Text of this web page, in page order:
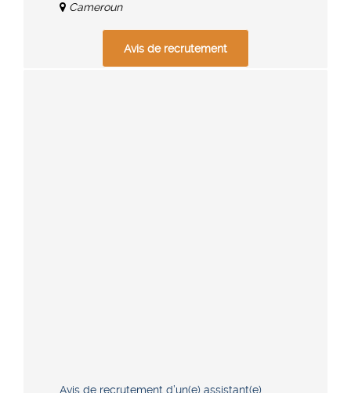
Cameroun
Avis de recrutement
Avis de recrutement d’un(e) assistant(e)